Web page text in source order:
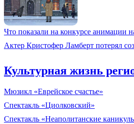
Что показали на конкурсе анимации
Актер Кристофер Ламберт потерял
Культурная жизнь
Мюзикл «Еврейское счастье»
Спектакль «Циолковский»
Спектакль «Неаполитанские